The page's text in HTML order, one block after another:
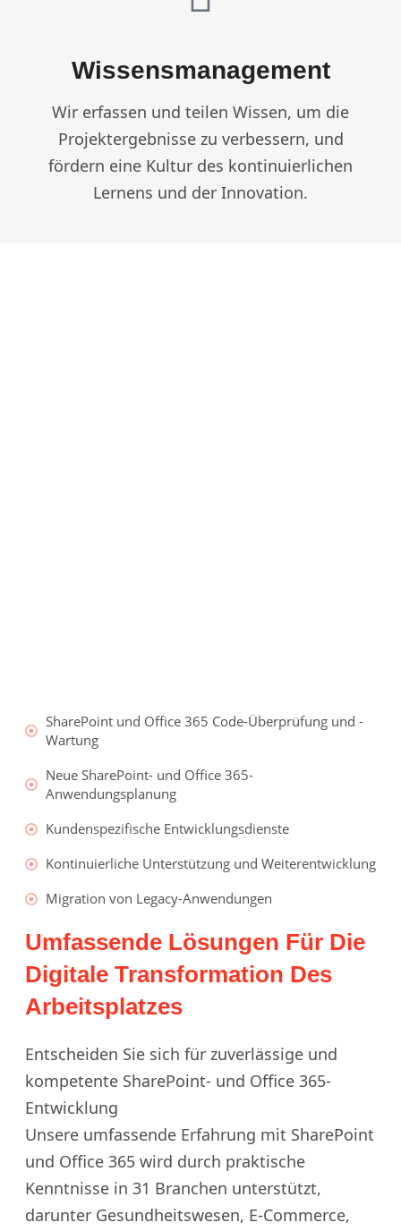
Wissensmanagement
Wir erfassen und teilen Wissen, um die
Projektergebnisse zu verbessern, und
fördern eine Kultur des kontinuierlichen
Lernens und der Innovation.
SharePoint und Office 365 Code-Überprüfung und -
Wartung
Neue SharePoint- und Office 365-
Anwendungsplanung
Kundenspezifische Entwicklungsdienste
Kontinuierliche Unterstützung und Weiterentwicklung
Migration von Legacy-Anwendungen
Umfassende Lösungen Für Die
Digitale Transformation Des
Arbeitsplatzes
Entscheiden Sie sich für zuverlässige und
kompetente SharePoint- und Office 365-
Entwicklung
Unsere umfassende Erfahrung mit SharePoint
und Office 365 wird durch praktische
Kenntnisse in 31 Branchen unterstützt,
darunter Gesundheitswesen, E-Commerce,